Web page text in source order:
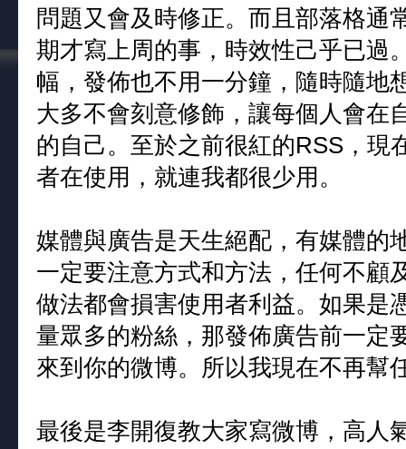
問題又會及時修正。而且部落格通
期才寫上周的事，時效性己乎已過
幅，發佈也不用一分鐘，隨時隨地
大多不會刻意修飾，讓每個人會在
的自己。至於之前很紅的RSS，現
者在使用，就連我都很少用。
媒體與廣告是天生絕配，有媒體的
一定要注意方式和方法，任何不顧
做法都會損害使用者利益。如果是
量眾多的粉絲，那發佈廣告前一定
來到你的微博。所以我現在不再幫
最後是李開復教大家寫微博，高人